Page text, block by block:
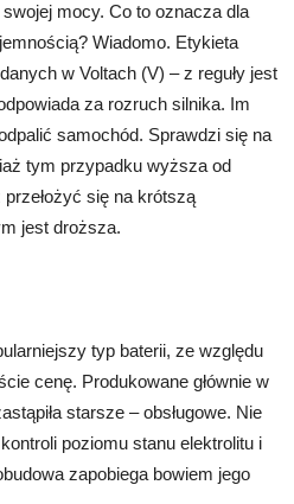
mocy. Co to oznacza dla
Wiadomo. Etykieta
w Voltach (V) – z reguły jest
za rozruch silnika. Im
samochód. Sprawdzi się na
tym przypadku wyższa od
się na krótszą
jest droższa.
typ baterii, ze względu
cenę. Produkowane głównie w
starsze – obsługowe. Nie
poziomu stanu elektrolitu i
zapobiega bowiem jego